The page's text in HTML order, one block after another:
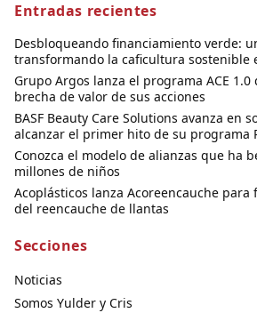
Entradas recientes
Desbloqueando financiamiento verde:
transformando la caficultura sostenible
Grupo Argos lanza el programa ACE
brecha de valor de sus acciones
BASF Beauty Care Solutions avanza en
alcanzar el primer hito de su programa
Conozca el modelo de alianzas que ha
millones de niños
Acoplásticos lanza Acoreencauche
del reencauche de llantas
Secciones
Noticias
Somos Yulder y Cris